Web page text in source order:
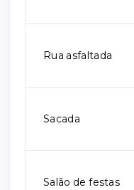
Rua asfaltada
Sacada
Salão de festas